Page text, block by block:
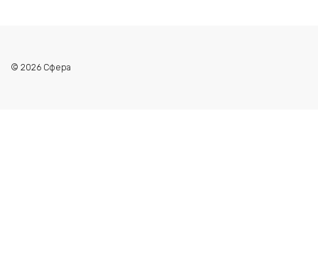
© 2026 Сфера